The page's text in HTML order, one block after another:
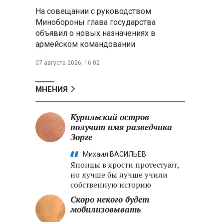
На совещании с руководством
Минобороны глава государства
объявил о новых назначениях в
армейском командовании
07 августа 2026, 16:02
МНЕНИЯ
Курильский остров
получит имя разведчика
Зорге
Михаил ВАСИЛЬЕВ
Японцы в ярости протестуют,
но лучше бы лучше учили
собственную историю
Скоро некого будет
мобилизовывать